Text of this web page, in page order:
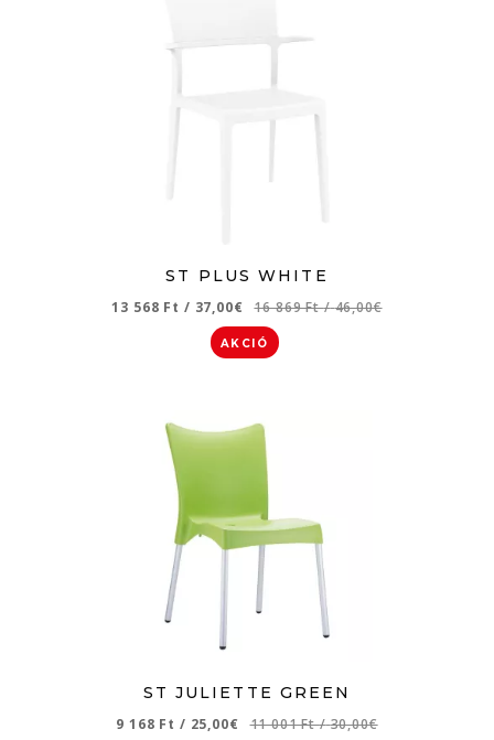
ST PLUS WHITE
13 568 Ft / 37,00€ 16 869 Ft/ 46,00€
AKCIÓ
ST JULIETTE GREEN
9 168 Ft / 25,00€ 11 001 Ft/ 30,00€